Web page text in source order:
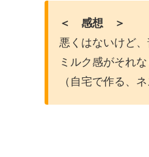
＜ 感想 ＞
悪くはないけど、
ミルク感がそれ
（自宅で作る、